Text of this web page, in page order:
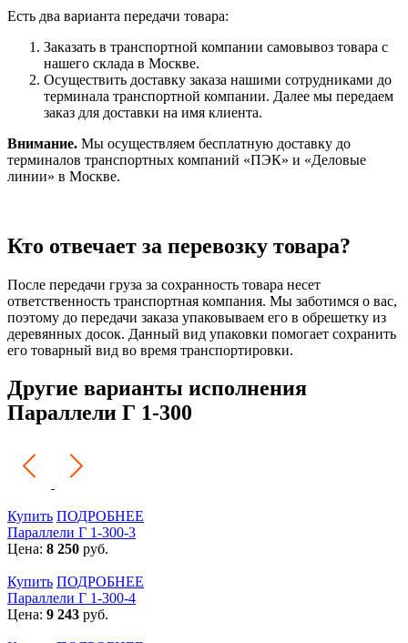
Есть два варианта передачи товара:
Заказать в транспортной компании самовывоз товара с
нашего склада в Москве.
Осуществить доставку заказа нашими сотрудниками до
терминала транспортной компании. Далее мы передаем
заказ для доставки на имя клиента.
Внимание. Мы осуществляем бесплатную доставку до
терминалов транспортных компаний «ПЭК» и «Деловые
линии» в Москве.
Кто отвечает за перевозку товара?
После передачи груза за сохранность товара несет
ответственность транспортная компания. Мы заботимся о вас,
поэтому до передачи заказа упаковываем его в обрешетку из
деревянных досок. Данный вид упаковки помогает сохранить
его товарный вид во время транспортировки.
Другие варианты исполнения
Параллели Г 1-300
Купить ПОДРОБНЕЕ
Параллели Г 1-300-3
Цена: 8 250 руб.
Купить ПОДРОБНЕЕ
Параллели Г 1-300-4
Цена: 9 243 руб.